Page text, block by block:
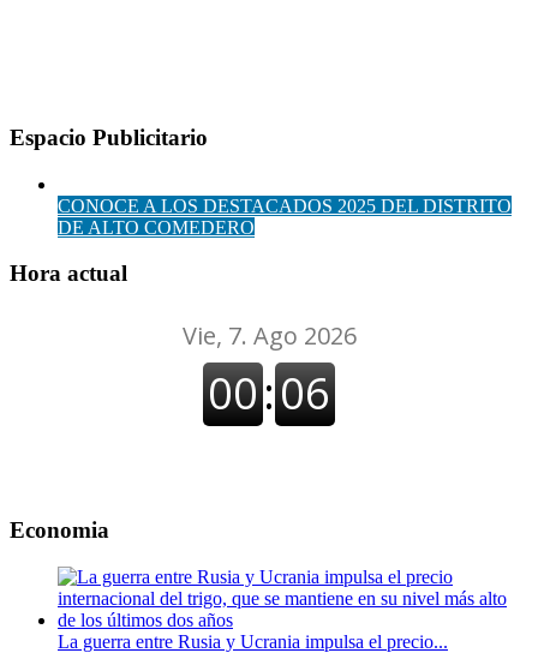
Espacio Publicitario
CONOCE A LOS DESTACADOS 2025 DEL DISTRITO
DE ALTO COMEDERO
Hora actual
Economia
La guerra entre Rusia y Ucrania impulsa el precio...